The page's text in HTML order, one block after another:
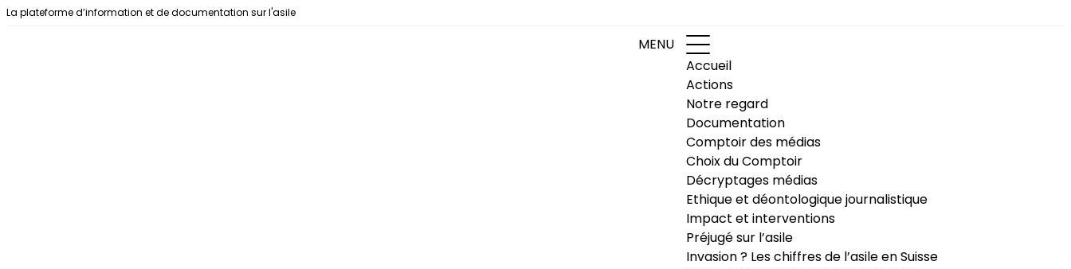
Aller au contenu
La plateforme d’information et de documentation sur l'asile
MENU
Accueil
Actions
Notre regard
Documentation
Comptoir des médias
Choix du Comptoir
Décryptages médias
Ethique et déontologique journalistique
Impact et interventions
Préjugé sur l’asile
Invasion ? Les chiffres de l’asile en Suisse